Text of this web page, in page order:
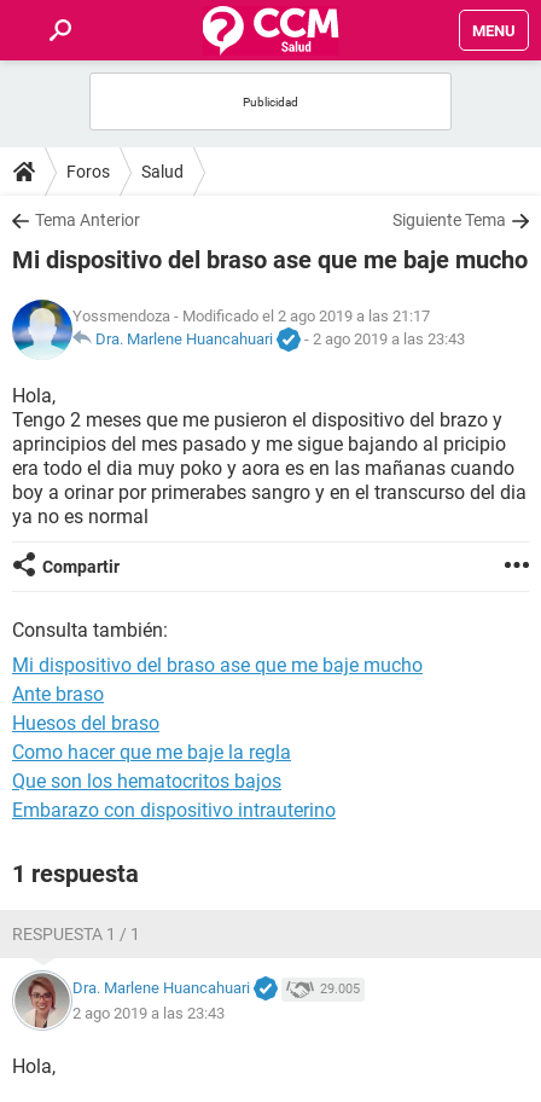
MENU
FOROS
SALUD
FAMILIA
NUTRICIÓN
BIENESTAR
SEXUALIDAD
GLOSARIO
Foros Salud
Tema Anterior Siguiente Tema
Mi dispositivo del braso ase que me baje mucho
Yossmendoza - Modificado el 2 ago 2019 a las 21:17
Dra. Marlene Huancahuari
- 2 ago 2019 a las 23:43
Hola,
Tengo 2 meses que me pusieron el dispositivo del brazo y
aprincipios del mes pasado y me sigue bajando al pricipio
era todo el dia muy poko y aora es en las mañanas cuando
boy a orinar por primerabes sangro y en el transcurso del dia
ya no es normal
Compartir
Consulta también:
Mi dispositivo del braso ase que me baje mucho
Ante braso
Huesos del braso
Como hacer que me baje la regla
Que son los hematocritos bajos
Embarazo con dispositivo intrauterino
1 respuesta
RESPUESTA 1 / 1
Dra. Marlene Huancahuari 29.005
2 ago 2019 a las 23:43
Hola,